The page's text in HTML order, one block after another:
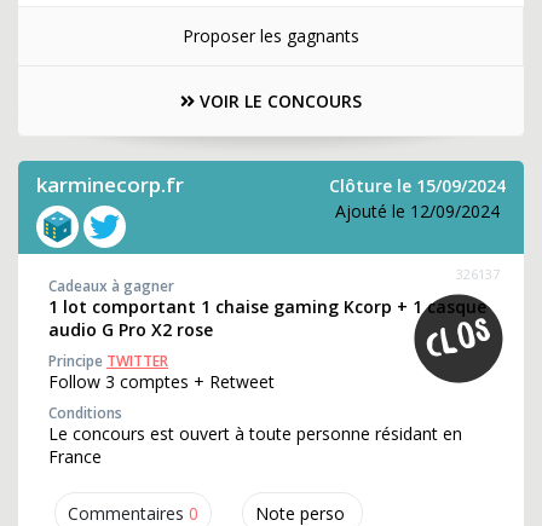
Proposer les gagnants
VOIR LE CONCOURS
karminecorp.fr
Clôture le 15/09/2024
Ajouté le 12/09/2024
Commentaires 0 Note perso
326137
Cadeaux à gagner
1 lot comportant 1 chaise gaming Kcorp + 1 casque
audio G Pro X2 rose
Principe TWITTER
Follow 3 comptes + Retweet
Conditions
Le concours est ouvert à toute personne résidant en
France